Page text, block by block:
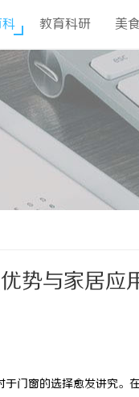
科 教育科研 美
势与家居应
门窗的选择愈发讲究